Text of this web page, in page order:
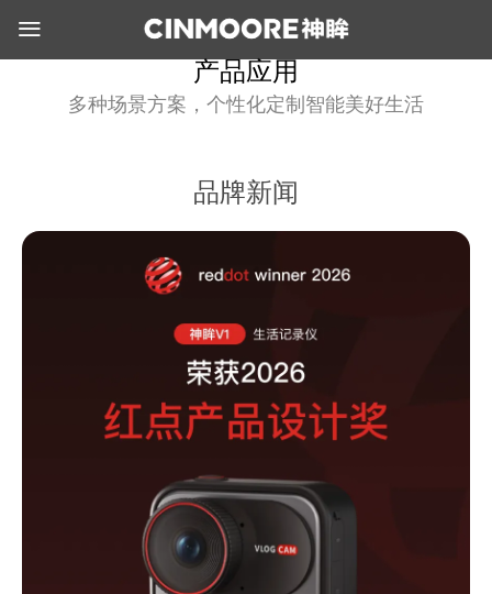
产品应用
多种场景方案，个性化定制智能美好生活
品牌新闻